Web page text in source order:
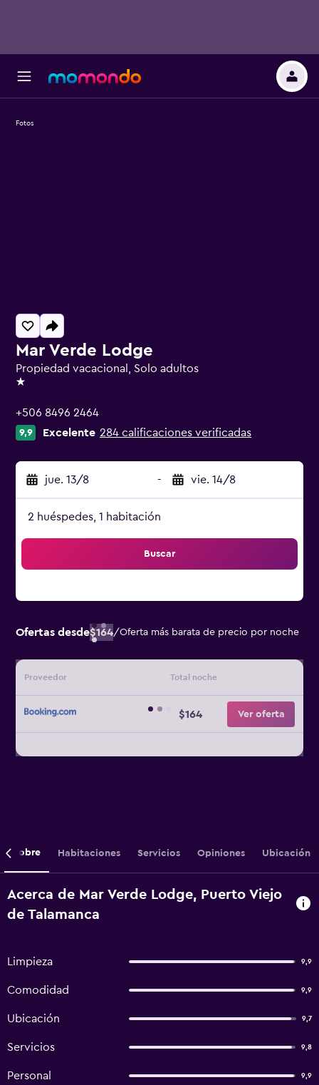
Mar Verde Lodge
Propiedad vacacional, Solo adultos
1 estrella
+506 8496 2464
9,9 Excelente 284 calificaciones verificadas
jue. 13/8 - vie. 14/8
2 huéspedes, 1 habitación
Buscar
Ofertas desde$164/Oferta más barata de precio por noche
Proveedor Total noche
$164 Ver oferta
Fotos
Sobre Habitaciones Servicios Opiniones Ubicación
Acerca de Mar Verde Lodge, Puerto Viejo
de Talamanca
Limpieza 9,9
Comodidad 9,9
Ubicación 9,7
Servicios 9,8
Personal 9,9